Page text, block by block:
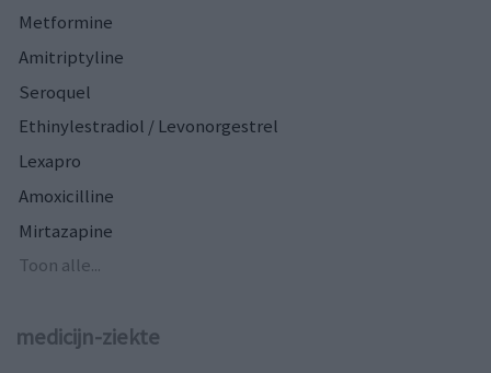
Metformine
Amitriptyline
Seroquel
Ethinylestradiol / Levonorgestrel
Lexapro
Amoxicilline
Mirtazapine
Toon alle...
medicijn-ziekte